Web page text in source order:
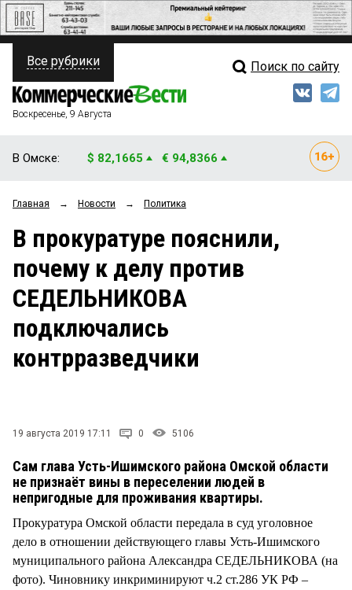
ПОЛИТИКА
ФИНАНСЫ
ОБЩЕСТВО
ЗАКОН
НОВОСТИ КОМПАНИЙ
СТИЛЬ ЖИЗНИ
Свежий выпуск
Рейтинги
Блоги
Все рубрики Поиск по сайту
Воскресенье, 9 Августа
В Омске: $ 82,1665 € 94,8366
Главная → Новости → Политика
В прокуратуре пояснили,
почему к делу против
СЕДЕЛЬНИКОВА
подключались
контрразведчики
19 августа 2019 17:11 0 5106
Сам глава Усть-Ишимского района Омской области
не признаёт вины в переселении людей в
непригодные для проживания квартиры.
Прокуратура Омской области передала в суд уголовное
дело в отношении действующего главы Усть-Ишимского
муниципального района Александра СЕДЕЛЬНИКОВА (на
фото). Чиновнику инкриминируют ч.2 ст.286 УК РФ –